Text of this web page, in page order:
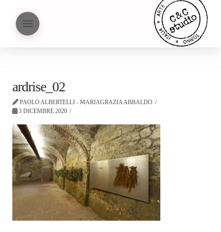
ardrise_02
PAOLO ALBERTELLI - MARIAGRAZIA ABBALDO
3 DICEMBRE 2020